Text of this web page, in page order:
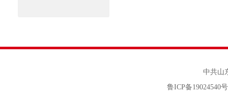
中共山
鲁ICP备19024540